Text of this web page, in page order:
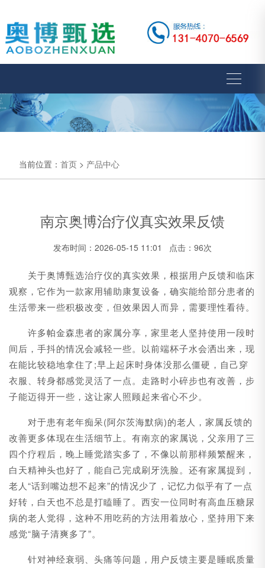
当前位置： 首页 > 产品中心
南京奥博治疗仪真实效果反馈
发布时间：2026-05-15 11:01 点击：96次
关于奥博甄选治疗仪的真实效果，根据用户反馈和临床
观察，它作为一款家用辅助康复设备，确实能给部分患者的
生活带来一些积极改变，但效果因人而异，需要理性看待。
许多帕金森患者的家属分享，家里老人坚持使用一段时
间后，手抖的情况会减轻一些。以前端杯子水会洒出来，现
在能比较稳地拿住了;早上起床时身体没那么僵硬，自己穿
衣服、转身都感觉灵活了一点。走路时小碎步也有改善，步
子能迈得开一些，这让家人照顾起来省心不少。
对于患有老年痴呆(阿尔茨海默病)的老人，家属反馈的
改善更多体现在生活细节上。有南京的家属说，父亲用了三
四个疗程后，晚上睡觉踏实多了，不像以前那样频繁醒来，
白天精神头也好了，能自己完成刷牙洗脸。还有家属提到，
老人“话到嘴边想不起来”的情况少了，记忆力似乎有了一点
好转，白天也不总是打瞌睡了。西安一位同时有高血压糖尿
病的老人觉得，这种不用吃药的方法用着放心，坚持用下来
感觉“脑子清爽多了”。
针对神经衰弱、头痛等问题，用户反馈主要是睡眠质量